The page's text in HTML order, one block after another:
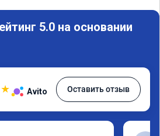
5.0 на основании
★ Avito Оставить отзыв